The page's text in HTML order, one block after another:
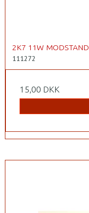
2K7 11W MODSTAND
111272
15,00 DKK